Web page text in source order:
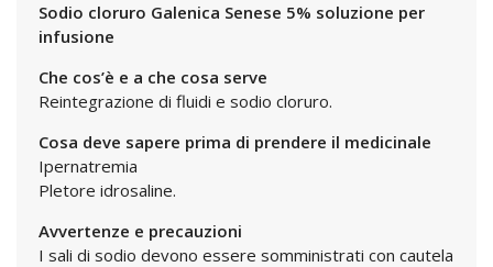
Sodio cloruro Galenica Senese 5% soluzione per
infusione
Che cos’è e a che cosa serve
Reintegrazione di fluidi e sodio cloruro.
Cosa deve sapere prima di prendere il medicinale
Ipernatremia
Pletore idrosaline.
Avvertenze e precauzioni
I sali di sodio devono essere somministrati con cautela